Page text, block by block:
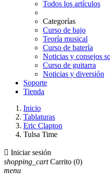
Todos los artículos
Categorías
Curso de bajo
Teoría musical
Curso de batería
Noticias y consejos
Curso de guitarra
Noticias y diversión
Soporte
Tienda
Inicio
Tablaturas
Eric Clapton
Tulsa Time
 Iniciar sesión
shopping_cart Carrito (0)
menu